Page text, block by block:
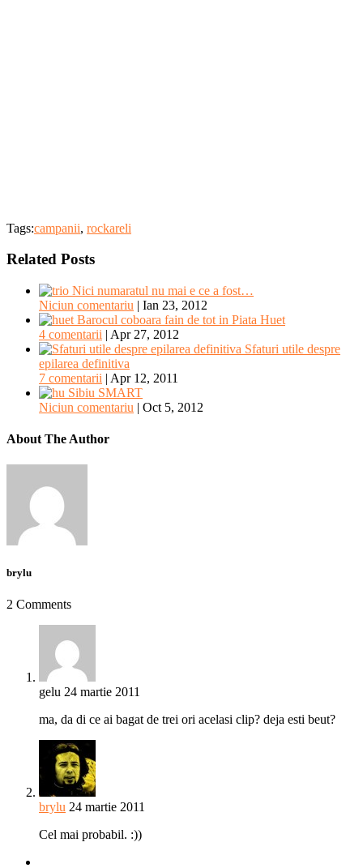
Tags:campanii, rockareli
Related Posts
Nici numaratul nu mai e ce a fost…
Niciun comentariu | Ian 23, 2012
Barocul coboara fain de tot in Piata Huet
4 comentarii | Apr 27, 2012
Sfaturi utile despre
epilarea definitiva
7 comentarii | Apr 12, 2011
Sibiu SMART
Niciun comentariu | Oct 5, 2012
About The Author
brylu
2 Comments
gelu 24 martie 2011
ma, da di ce ai bagat de trei ori acelasi clip? deja esti beut?
brylu 24 martie 2011
Cel mai probabil. :))